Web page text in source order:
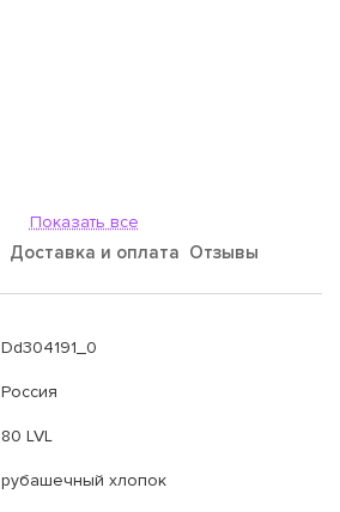
Показать все
Доставка и оплата Отзывы
Dd304191_0
Россия
80 LVL
рубашечный хлопок